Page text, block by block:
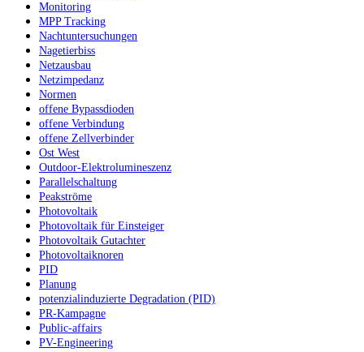
Monitoring
MPP Tracking
Nachtuntersuchungen
Nagetierbiss
Netzausbau
Netzimpedanz
Normen
offene Bypassdioden
offene Verbindung
offene Zellverbinder
Ost West
Outdoor-Elektrolumineszenz
Parallelschaltung
Peakströme
Photovoltaik
Photovoltaik für Einsteiger
Photovoltaik Gutachter
Photovoltaiknoren
PID
Planung
potenzialinduzierte Degradation (PID)
PR-Kampagne
Public-affairs
PV-Engineering